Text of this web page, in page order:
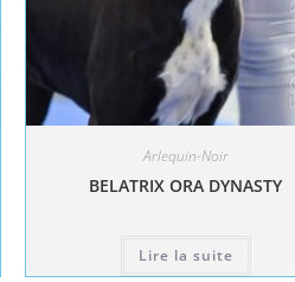
Arlequin-Noir
BELATRIX ORA DYNASTY
Lire la suite